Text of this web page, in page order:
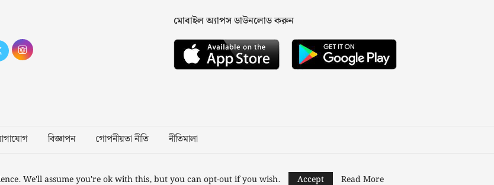
মোবাইল অ্যাপস ডাউনলোড করুন
বিজ্ঞাপন গোপনীয়তা নীতি নীতিমালা
Designed and Developed byNusratech Pte Ltd.
We'll assume you're ok with this, but you can opt-out if you wish. Accept Read More